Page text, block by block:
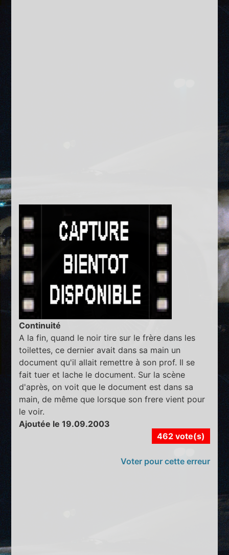
Continuité
A la fin, quand le noir tire sur le frère dans les
toilettes, ce dernier avait dans sa main un
document qu'il allait remettre à son prof. Il se
fait tuer et lache le document. Sur la scène
d'après, on voit que le document est dans sa
main, de même que lorsque son frere vient pour
le voir.
Ajoutée le 19.09.2003
462 vote(s)
Voter pour cette erreur